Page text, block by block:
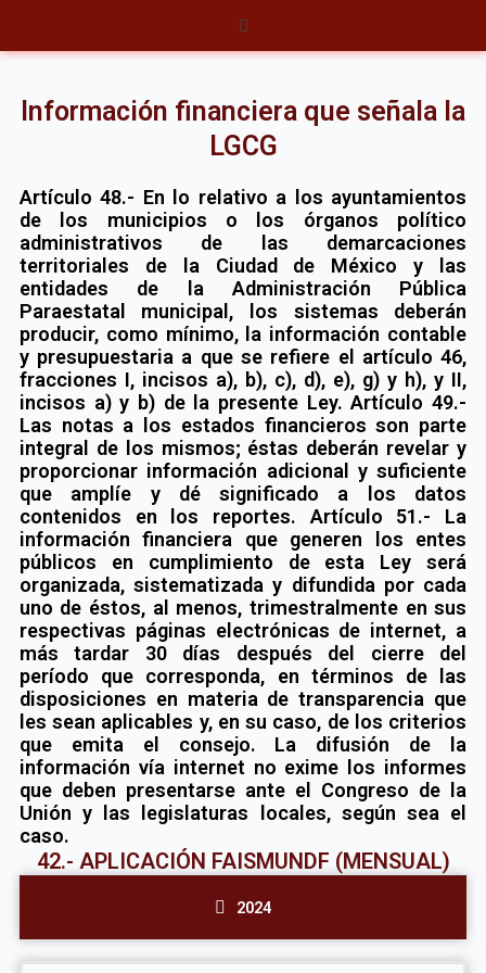
Menú
Información financiera que señala la
LGCG
Artículo 48.- En lo relativo a los ayuntamientos
de los municipios o los órganos político
administrativos de las demarcaciones
territoriales de la Ciudad de México y las
entidades de la Administración Pública
Paraestatal municipal, los sistemas deberán
producir, como mínimo, la información contable
y presupuestaria a que se refiere el artículo 46,
fracciones I, incisos a), b), c), d), e), g) y h), y II,
incisos a) y b) de la presente Ley. Artículo 49.-
Las notas a los estados financieros son parte
integral de los mismos; éstas deberán revelar y
proporcionar información adicional y suficiente
que amplíe y dé significado a los datos
contenidos en los reportes. Artículo 51.- La
información financiera que generen los entes
públicos en cumplimiento de esta Ley será
organizada, sistematizada y difundida por cada
uno de éstos, al menos, trimestralmente en sus
respectivas páginas electrónicas de internet, a
más tardar 30 días después del cierre del
período que corresponda, en términos de las
disposiciones en materia de transparencia que
les sean aplicables y, en su caso, de los criterios
que emita el consejo. La difusión de la
información vía internet no exime los informes
que deben presentarse ante el Congreso de la
Unión y las legislaturas locales, según sea el
caso.
42.- APLICACIÓN FAISMUNDF (MENSUAL)
2024